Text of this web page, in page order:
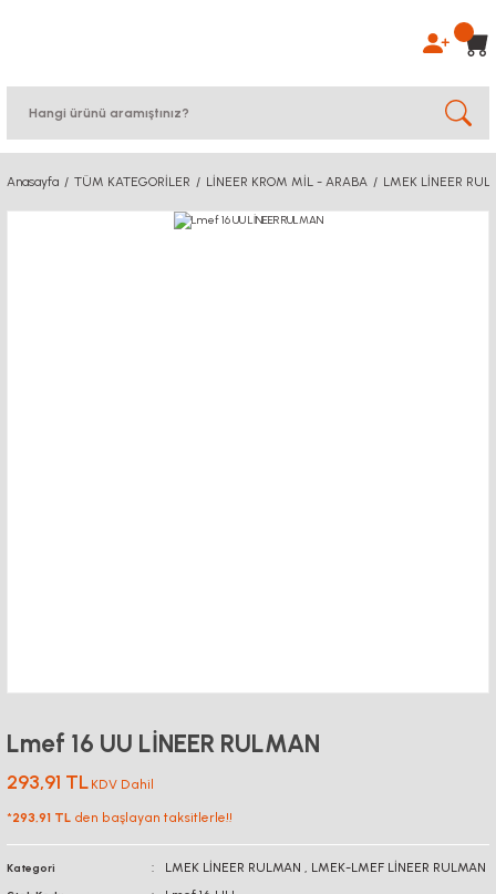
Anasayfa TÜM KATEGORİLER LİNEER KROM MİL - ARABA LMEK LİNEER
Lmef 16 UU LİNEER RULMAN
293,91 TL KDV Dahil
*293,91 TL den başlayan taksitlerle!!
Kategori LMEK LİNEER RULMAN , LMEK-LMEF LİNEER RULMAN